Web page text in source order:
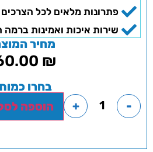
פתרונות מלאים לכל
שירות איכות ואמינות ברמה
מחיר
₪
בחרו
-
+ הוספה